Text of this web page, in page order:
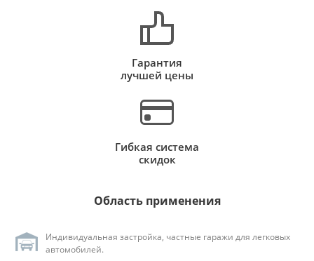
Гарантия
лучшей цены
Гибкая система
скидок
Область применения
Индивидуальная застройка, частные гаражи для легковых
автомобилей.